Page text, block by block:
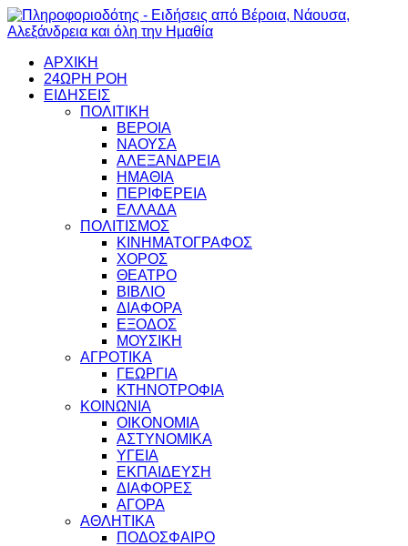
ΑΡΧΙΚΗ
24ΩΡΗ ΡΟΗ
ΕΙΔΗΣΕΙΣ
ΠΟΛΙΤΙΚΗ
ΒΕΡΟΙΑ
ΝΑΟΥΣΑ
ΑΛΕΞΑΝΔΡΕΙΑ
ΗΜΑΘΙΑ
ΠΕΡΙΦΕΡΕΙΑ
ΕΛΛΑΔΑ
ΠΟΛΙΤΙΣΜΟΣ
ΚΙΝΗΜΑΤΟΓΡΑΦΟΣ
ΧΟΡΟΣ
ΘΕΑΤΡΟ
ΒΙΒΛΙΟ
ΔΙΑΦΟΡΑ
ΕΞΟΔΟΣ
ΜΟΥΣΙΚΗ
ΑΓΡΟΤΙΚΑ
ΓΕΩΡΓΙΑ
ΚΤΗΝΟΤΡΟΦΙΑ
ΚΟΙΝΩΝΙΑ
ΟΙΚΟΝΟΜΙΑ
ΑΣΤΥΝΟΜΙΚΑ
ΥΓΕΙΑ
ΕΚΠΑΙΔΕΥΣΗ
ΔΙΑΦΟΡΕΣ
ΑΓΟΡΑ
ΑΘΛΗΤΙΚΑ
ΠΟΔΟΣΦΑΙΡΟ